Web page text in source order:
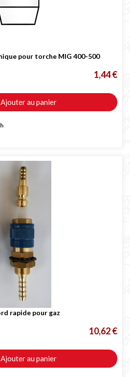
pour torche MIG 400-500
1,44 €
Ajouter au panier
rapide pour gaz
10,62 €
Ajouter au panier